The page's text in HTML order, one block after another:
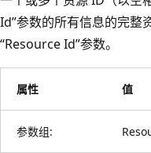
Id”参数的所有信息的完整
“Resource Id”参数。
属性 值
参数组: